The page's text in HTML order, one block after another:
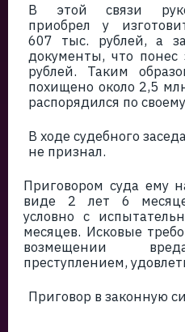
В этой связи
приобрел у
607 тыс. рублей, а
документы, что
рублей. Таким
похищено около 2,5
распорядился по
В ходе судебного
не признал.
Приговором суда ему
виде 2 лет 6
условно с
месяцев. Исковые
возмещении
преступлением,
Приговор в законную